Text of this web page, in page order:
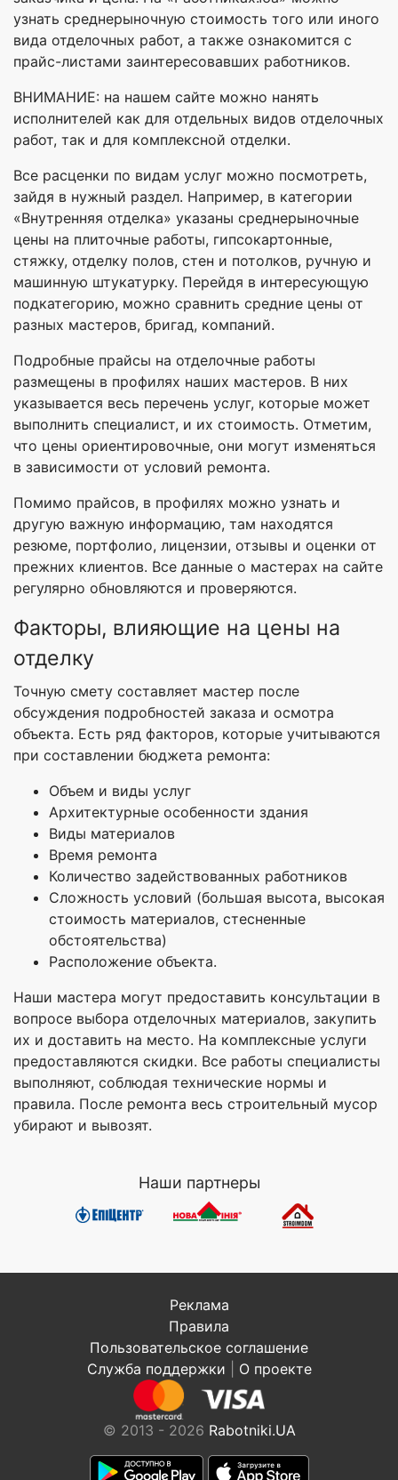
узнать среднерыночную стоимость того или иного
вида отделочных работ, а также ознакомится с
прайс-листами заинтересовавших работников.
ВНИМАНИЕ: на нашем сайте можно нанять
исполнителей как для отдельных видов отделочных
работ, так и для комплексной отделки.
Все расценки по видам услуг можно посмотреть,
зайдя в нужный раздел. Например, в категории
«Внутренняя отделка» указаны среднерыночные
цены на плиточные работы, гипсокартонные,
стяжку, отделку полов, стен и потолков, ручную и
машинную штукатурку. Перейдя в интересующую
подкатегорию, можно сравнить средние цены от
разных мастеров, бригад, компаний.
Подробные прайсы на отделочные работы
размещены в профилях наших мастеров. В них
указывается весь перечень услуг, которые может
выполнить специалист, и их стоимость. Отметим,
что цены ориентировочные, они могут изменяться
в зависимости от условий ремонта.
Помимо прайсов, в профилях можно узнать и
другую важную информацию, там находятся
резюме, портфолио, лицензии, отзывы и оценки от
прежних клиентов. Все данные о мастерах на сайте
регулярно обновляются и проверяются.
Факторы, влияющие на цены на
отделку
Точную смету составляет мастер после
обсуждения подробностей заказа и осмотра
объекта. Есть ряд факторов, которые учитываются
при составлении бюджета ремонта:
Объем и виды услуг
Архитектурные особенности здания
Виды материалов
Время ремонта
Количество задействованных работников
Сложность условий (большая высота, высокая
стоимость материалов, стесненные
обстоятельства)
Расположение объекта.
Наши мастера могут предоставить консультации в
вопросе выбора отделочных материалов, закупить
их и доставить на место. На комплексные услуги
предоставляются скидки. Все работы специалисты
выполняют, соблюдая технические нормы и
правила. После ремонта весь строительный мусор
убирают и вывозят.
Наши партнеры
Реклама
Правила
Пользовательское соглашение
Служба поддержки
О проекте
© 2013 - 2026 Rabotniki.UA